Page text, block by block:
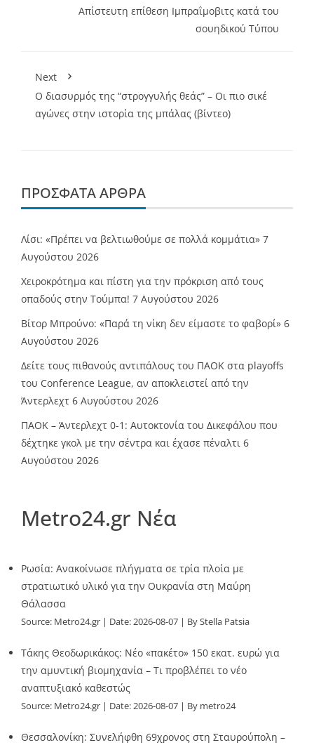
Απίστευτη επίθεση Ιμπραΐμοβιτς κατά του
σουηδικού Τύπου
Next
Ο διασυρμός της “στρογγυλής θεάς” – Οι πιο σικέ
αγώνες στην ιστορία της μπάλας (βίντεο)
ΠΡΌΣΦΑΤΑ ΆΡΘΡΑ
Λίσι: «Πρέπει να βελτιωθούμε σε πολλά κομμάτια» 7
Αυγούστου 2026
Χειροκρότημα και πίστη για την πρόκριση από τους
οπαδούς στην Τούμπα! 7 Αυγούστου 2026
Βίτορ Μπρούνο: «Παρά τη νίκη δεν είμαστε το φαβορί» 6
Αυγούστου 2026
Δείτε τους πιθανούς αντιπάλους του ΠΑΟΚ στα playoffs
του Conference League, αν αποκλειστεί από την
Άντερλεχτ 6 Αυγούστου 2026
ΠΑΟΚ – Άντερλεχτ 0-1: Αυτοκτονία του Δικεφάλου που
δέχτηκε γκολ με την σέντρα και έχασε πέναλτι 6
Αυγούστου 2026
Metro24.gr Νέα
Ρωσία: Ανακοίνωσε πλήγματα σε τρία πλοία με
στρατιωτικό υλικό για την Ουκρανία στη Μαύρη
Θάλασσα
Source: Metro24.gr Date: 2026-08-07 By Stella Patsia
Τάκης Θεοδωρικάκος: Νέο «πακέτο» 150 εκατ. ευρώ για
την αμυντική βιομηχανία – Τι προβλέπει το νέο
αναπτυξιακό καθεστώς
Source: Metro24.gr Date: 2026-08-07 By metro24
Θεσσαλονίκη: Συνελήφθη 69χρονος στη Σταυρούπολη –